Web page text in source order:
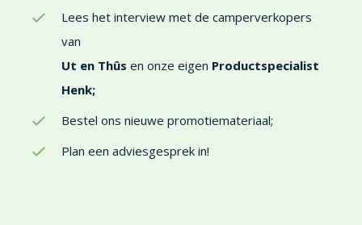
Lees het interview met de camperverkopers
van
Ut en Thûs en onze eigen Productspecialist
Henk;
Bestel ons nieuwe promotiemateriaal;
Plan een adviesgesprek in!